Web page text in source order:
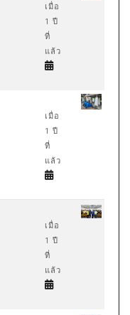
เมื่อ
1 ปี
ที่
แล้ว
เมื่อ
1 ปี
ที่
แล้ว
เมื่อ
1 ปี
ที่
แล้ว